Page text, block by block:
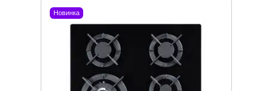
Новинка